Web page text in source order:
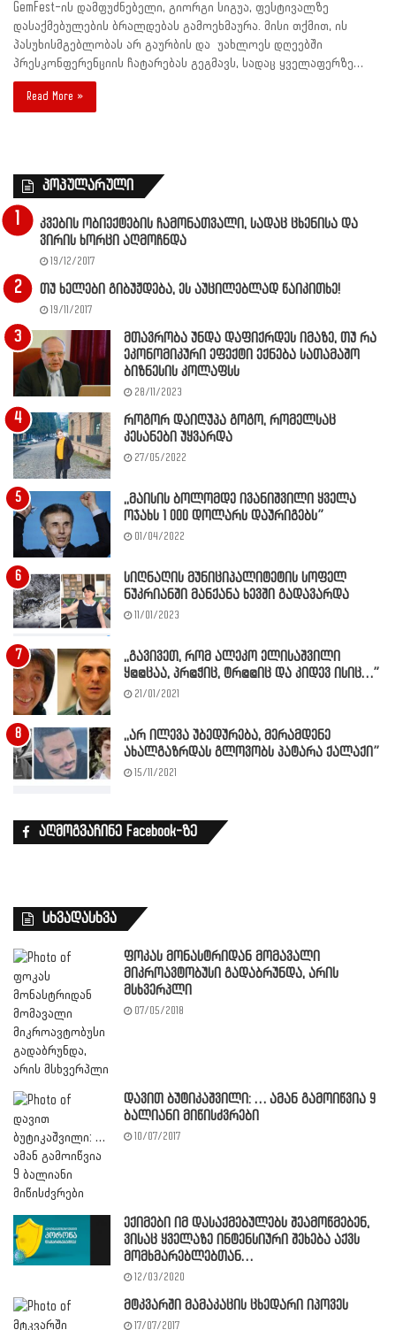
GemFest-ის დამფუძნებელი, გიორგი სიგუა, ფესტივალზე
დასაქმებულების ბრალდებას გამოეხმაურა. მისი თქმით, ის
პასუხისმგებლობას არ გაურბის და უახლოეს დღეებში
პრესკონფერენციის ჩატარებას გეგმავს, სადაც ყველაფერზე…
Read More »
პოპულარული
კვების ობიექტების ჩამონათვალი, სადაც ცხენისა და
ვირის ხორცი აღმოჩნდა
19/12/2017
თუ ხელები გიბუჟდება, ეს აუცილებლად წაიკითხე!
19/11/2017
მთავრობა უნდა დაფიქრდეს იმაზე, თუ რა
ეკონომიკური ეფექტი ექნება სათამაშო
ბიზნესის კოლაფსს
28/11/2023
როგორ დაიღუპა გოგო, რომელსაც
კესანები უყვარდა
27/05/2022
,,მაისის ბოლომდე ივანიშვილი ყველა
ოჯახს 1 000 დოლარს დაურიგებს”
01/04/2022
სიღნაღის მუნიციპალიტეტის სოფელ
ნუკრიანში მანქანა ხევში გადავარდა
11/01/2023
,,გავივეთ, რომ ალეკო ელისაშვილი
ყ@@ცაა, პრ@ჭიც, ტრ@@იც და კიდევ ისიც…”
21/01/2021
,,არ ილევა უბედურება, მერამდენე
ახალგაზრდას გლოვობს პატარა ქალაქი”
15/11/2021
აღმოგვაჩინე Facebook-ზე
სხვადასხვა
ფოკას მონასტრიდან მომავალი
მიკროავტობუსი გადაბრუნდა, არის
მსხვერპლი
07/05/2018
დავით ბუტიკაშვილი: … ამან გამოიწვია 9
ბალიანი მიწისძვრები
10/07/2017
ექიმები იმ დასაქმებულებს შეამოწმებენ,
ვისაც ყველაზე ინტენსიური შეხება აქვს
მომხმარებლებთან…
12/03/2020
მტკვარში მამაკაცის ცხედარი იპოვეს
17/07/2017